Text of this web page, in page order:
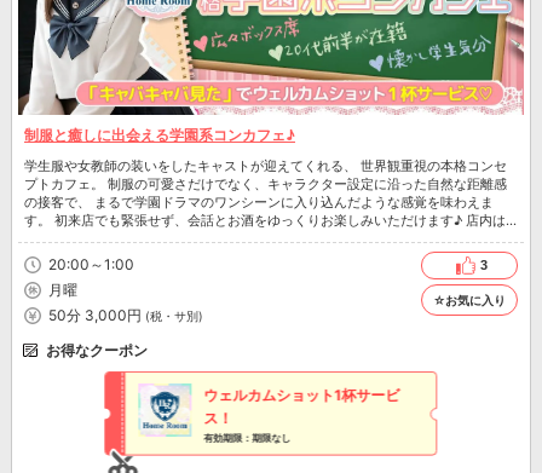
制服と癒しに出会える学園系コンカフェ♪
学生服や女教師の装いをしたキャストが迎えてくれる、 世界観重視の本格コンセ
プトカフェ。 制服の可愛さだけでなく、キャラクター設定に沿った自然な距離感
の接客で、 まるで学園ドラマのワンシーンに入り込んだような感覚を味わえま
す。 初来店でも緊張せず、会話とお酒をゆっくりお楽しみいただけます♪ 店内は
ボックス席を多く配置した開放感のある雰囲気。 周囲を気にせず過ごせるため、
友人との飲み会やデート、少人数での利用にも最適です。 カウンター5席、ボック
ス8卓、特別感あふれるVIP席も完備。 日常から少し離れて、心がほどけるひとと
きをお楽しみください。
20:00～1:00
月曜
50分 3,000円 (税・サ別)
3
☆お気に入り
お得なクーポン
ウェルカムショット1杯サービ
ス！
有効期限：期限なし